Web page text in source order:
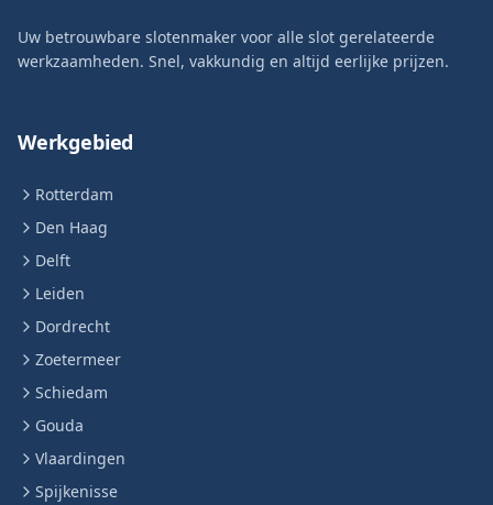
Uw betrouwbare slotenmaker voor alle slot gerelateerde
werkzaamheden. Snel, vakkundig en altijd eerlijke prijzen.
Werkgebied
Rotterdam
Den Haag
Delft
Leiden
Dordrecht
Zoetermeer
Schiedam
Gouda
Vlaardingen
Spijkenisse